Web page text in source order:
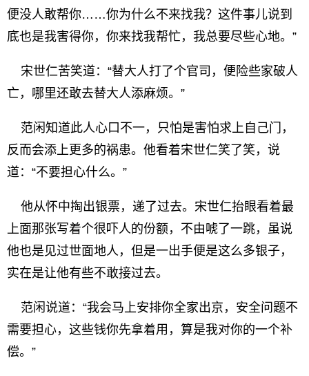
便没人敢帮你……你为什么不来找我？这件事儿说到
底也是我害得你，你来找我帮忙，我总要尽些心地。”
宋世仁苦笑道：“替大人打了个官司，便险些家破人
亡，哪里还敢去替大人添麻烦。”
范闲知道此人心口不一，只怕是害怕求上自己门，
反而会添上更多的祸患。他看着宋世仁笑了笑，说
道：“不要担心什么。”
他从怀中掏出银票，递了过去。宋世仁抬眼看着最
上面那张写着个很吓人的份额，不由唬了一跳，虽说
他也是见过世面地人，但是一出手便是这么多银子，
实在是让他有些不敢接过去。
范闲说道：“我会马上安排你全家出京，安全问题不
需要担心，这些钱你先拿着用，算是我对你的一个补
偿。”